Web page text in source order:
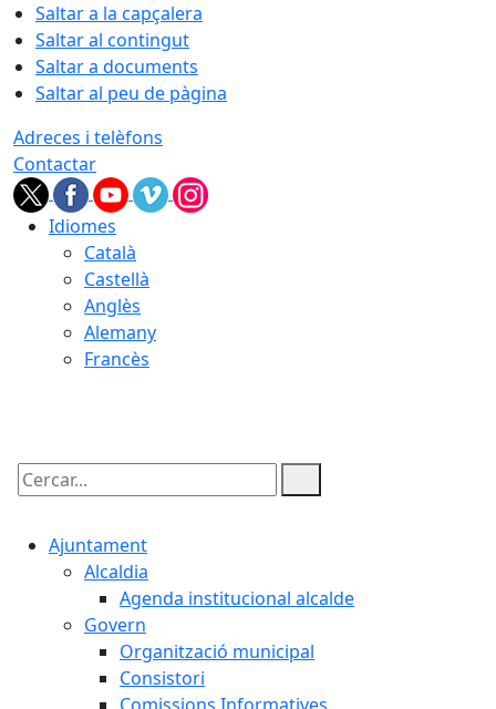
Saltar a la capçalera
Saltar al contingut
Saltar a documents
Saltar al peu de pàgina
Adreces i telèfons
Contactar
Idiomes
Català
Castellà
Anglès
Alemany
Francès
Cercar:
Ajuntament
Alcaldia
Agenda institucional alcalde
Govern
Organització municipal
Consistori